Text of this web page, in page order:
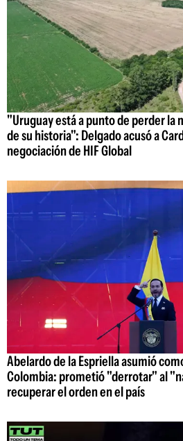
"Uruguay está a punto de perder la
de su historia": Delgado acusó a
negociación de HIF Global
Abelardo de la Espriella asumió
Colombia: prometió "derrotar" al
recuperar el orden en el país